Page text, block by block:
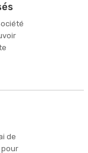
de